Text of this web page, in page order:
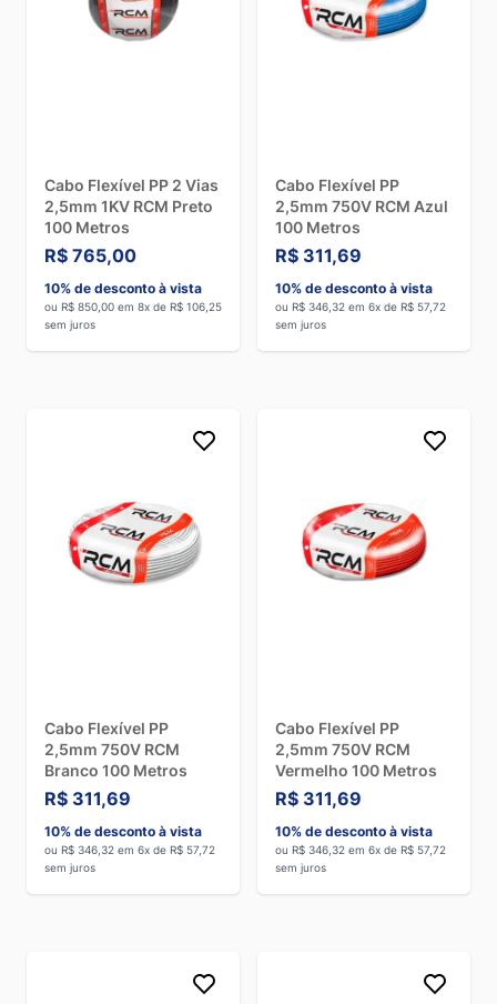
Cabo Flexível PP 2 Vias
2,5mm 1KV RCM Preto
100 Metros
R$ 765,00
10% de desconto à vista
ou R$ 850,00 em 8x de R$ 106,25
sem juros
Cabo Flexível PP
2,5mm 750V RCM Azul
100 Metros
R$ 311,69
10% de desconto à vista
ou R$ 346,32 em 6x de R$ 57,72
sem juros
Cabo Flexível PP
2,5mm 750V RCM
Branco 100 Metros
R$ 311,69
10% de desconto à vista
ou R$ 346,32 em 6x de R$ 57,72
sem juros
Cabo Flexível PP
2,5mm 750V RCM
Vermelho 100 Metros
R$ 311,69
10% de desconto à vista
ou R$ 346,32 em 6x de R$ 57,72
sem juros